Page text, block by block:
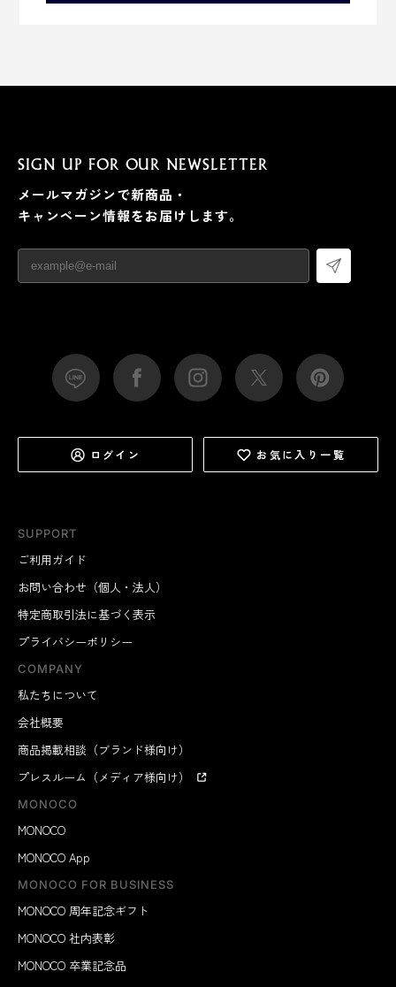
SUPPORT
ご利用ガイド
お問い合わせ（個人・法人）
特定商取引法に基づく表示
プライバシーポリシー
COMPANY
私たちについて
会社概要
商品掲載相談（ブランド様向け）
プレスルーム（メディア様向け）
MONOCO
MONOCO
MONOCO App
MONOCO FOR BUSINESS
MONOCO 周年記念ギフト
MONOCO 社内表彰
MONOCO 卒業記念品
SIGN UP FOR OUR NEWSLETTER
メールマガジンで新商品・
キャンペーン情報をお届けします。
ログイン お気に入り一覧